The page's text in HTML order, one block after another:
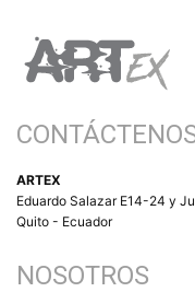
ARTEX
Eduardo Salazar E14-24 y
Quito - Ecuador
NOSOTROS